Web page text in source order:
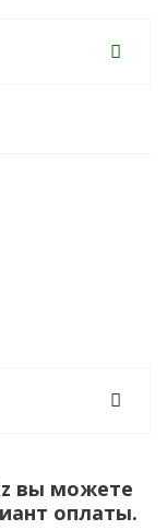
вы можете
оплаты.